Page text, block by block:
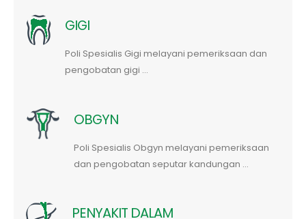
GIGI
Poli Spesialis Gigi melayani pemeriksaan dan
pengobatan gigi ...
OBGYN
Poli Spesialis Obgyn melayani pemeriksaan
dan pengobatan seputar kandungan ...
PENYAKIT DALAM